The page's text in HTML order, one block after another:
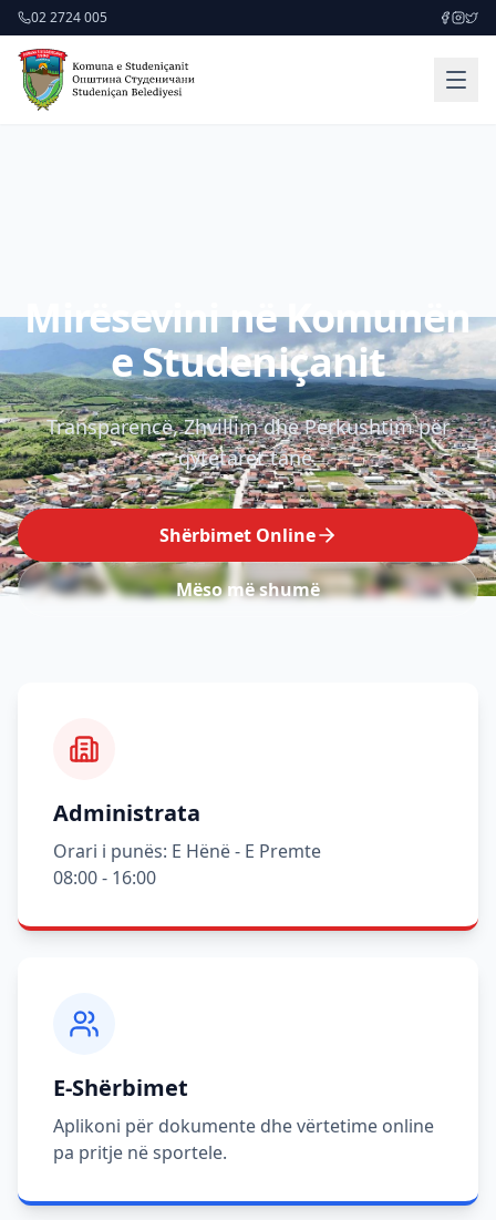
02 2724 005
Mirësevini në Komunën
e Studeniçanit
Transparencë, Zhvillim dhe Përkushtim për
qytetarët tanë.
Shërbimet Online
Mëso më shumë
Administrata
Orari i punës: E Hënë - E Premte
08:00 - 16:00
E-Shërbimet
Aplikoni për dokumente dhe vërtetime online
pa pritje në sportele.